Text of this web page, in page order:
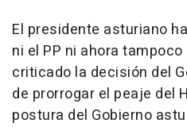
El presidente asturiano
ni el PP ni ahora
criticado la decisión del
de prorrogar el peaje del
postura del Gobierno